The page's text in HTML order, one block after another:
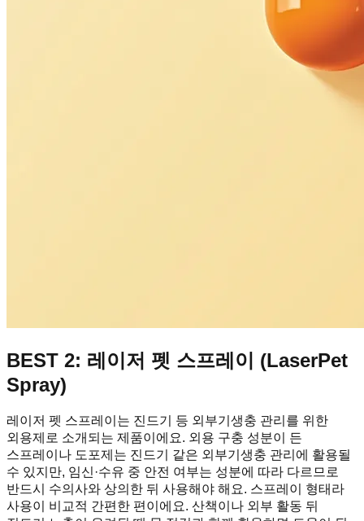
BEST 2: 레이저 펫 스프레이 (LaserPet
Spray)
레이저 펫 스프레이는 진드기 등 외부기생충 관리를 위한
외용제로 소개되는 제품이에요. 외용 구충 성분이 든
스프레이나 도포제는 진드기 같은 외부기생충 관리에 활용될
수 있지만, 임신·수유 중 안전 여부는 성분에 따라 다르므로
반드시 수의사와 상의한 뒤 사용해야 해요. 스프레이 형태라
사용이 비교적 간편한 편이에요. 산책이나 외부 활동 뒤